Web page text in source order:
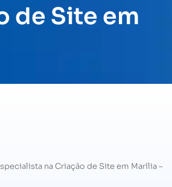
de Site em
na Criação de Site em Marília –